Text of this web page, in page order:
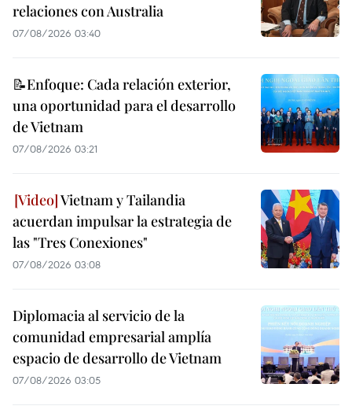
relaciones con Australia
07/08/2026 03:40
📝Enfoque: Cada relación exterior,
una oportunidad para el desarrollo
de Vietnam
07/08/2026 03:21
Vietnam y Tailandia
acuerdan impulsar la estrategia de
las "Tres Conexiones"
07/08/2026 03:08
Diplomacia al servicio de la
comunidad empresarial amplía
espacio de desarrollo de Vietnam
07/08/2026 03:05